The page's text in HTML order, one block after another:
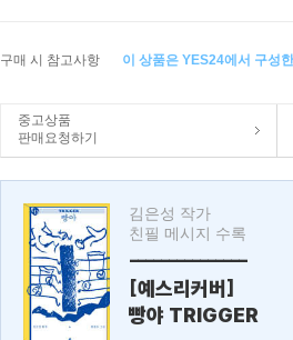
구매 시 참고사항 이 상품은 YES24에서 구성
중고상품
판매요청하기
김은성 작가
친필 메시지 수록
---------------
[예스리커버]
빵야 TRIGGER